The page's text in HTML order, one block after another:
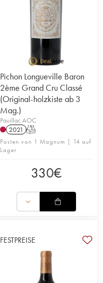
Pichon Longueville Baron
2ème Grand Cru Classé
(Original-holzkiste ab 3
Mag.)
Pauillac AOC
2021 T
Posten von 1 Magnum | 14 auf
Lager
330€
FESTPREISE